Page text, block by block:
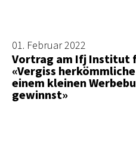
01. Februar 2022
Vortrag am Ifj Institut
«Vergiss
einem kleinen
gewinnst»